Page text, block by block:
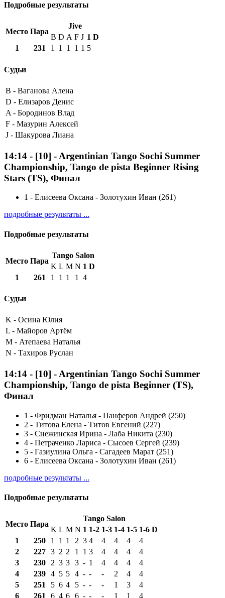
Подробные результаты
Место Пара
Jive
B D A F J 1 D
1
231 1 1 1 1 1 5
Судьи
B - Ваганова Алена
D - Елизаров Денис
A - Бородинов Влад
F - Мазурин Алексей
J - Шакурова Лиана
14:14 - [10] - Argentinian Tango Sochi Summer
Championship, Tango de pista Beginner Rising
Stars (TS), Финал
1 - Елисеева Оксана - Золотухин Иван (261)
подробные результаты ...
Подробные результаты
Место Пара
Tango Salon
K L M N 1 D
1
261 1 1 1 1 4
Судьи
K - Осина Юлия
L - Майоров Артём
M - Атепаева Наталья
N - Тахиров Руслан
14:14 - [10] - Argentinian Tango Sochi Summer
Championship, Tango de pista Beginner (TS),
Финал
1 - Фридман Наталья - Панферов Андрей (250)
2 - Титова Елена - Титов Евгений (227)
3 - Снежинская Ирина - Лаба Никита (230)
4 - Петраченко Лариса - Сысоев Сергей (239)
5 - Газиулина Ольга - Сагадеев Марат (251)
6 - Елисеева Оксана - Золотухин Иван (261)
подробные результаты ...
Подробные результаты
Место Пара
Tango Salon
K L M N 1 1-2 1-3 1-4 1-5 1-6 D
1
250 1 1 1 2 3 4 4 4 4
4
2
227 3 2 2 1 1 3 4 4 4
4
3
230 2 3 3 3 - 1 4 4 4
4
4
239 4 5 5 4 - - - 2 4
4
5
251 5 6 4 5 - - - 1 3
4
6
261 6 4 6 6 - - - 1 1 4